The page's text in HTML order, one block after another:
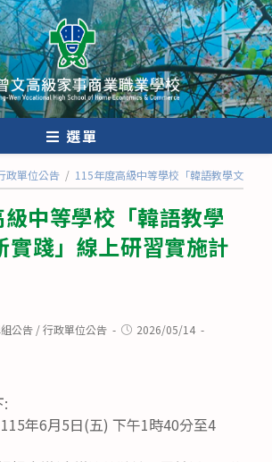
選單
政單位公告 / 115年度高級中等學校「韓語教學文化與
中等學校「韓語教學
實踐」線上研習實施計
公告 /行政單位公告
Post2026/05/14
:
年6月5日(五) 下午1時40分至4